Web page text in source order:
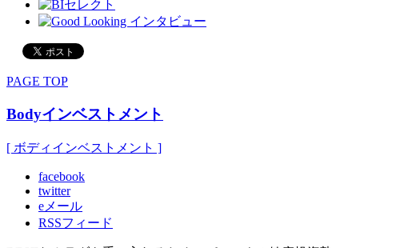
PAGE TOP
Bodyインベストメント
[ ボディインベストメント ]
facebook
twitter
eメール
RSSフィード